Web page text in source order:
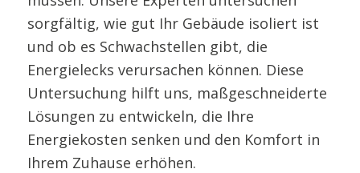
sorgfältig, wie gut Ihr Gebäude isoliert ist
und ob es Schwachstellen gibt, die
Energielecks verursachen können. Diese
Untersuchung hilft uns, maßgeschneiderte
Lösungen zu entwickeln, die Ihre
Energiekosten senken und den Komfort in
Ihrem Zuhause erhöhen.